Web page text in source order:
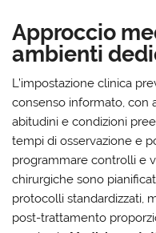
Approccio
ambienti
L’impostazione clinica
consenso informato, con
abitudini e condizioni
tempi di osservazione e
programmare controlli e
chirurgiche sono
protocolli standardizzati,
post-trattamento